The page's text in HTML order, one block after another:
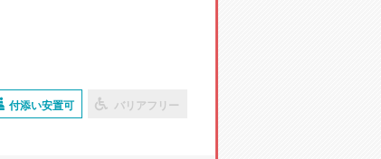
付添い安置可 バリアフリー